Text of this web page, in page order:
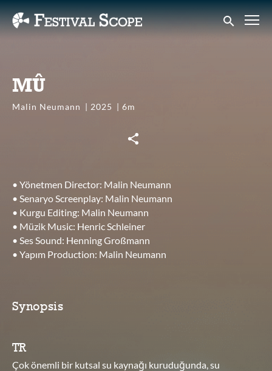
Accessibility Links
Submit
MÛ
Malin Neumann 2025 6m
• Yönetmen Director: Malin Neumann
• Senaryo Screenplay: Malin Neumann
• Kurgu Editing: Malin Neumann
• Müzik Music: Henric Schleiner
• Ses Sound: Henning Großmann
• Yapım Production: Malin Neumann
Synopsis
TR
Çok önemli bir kutsal su kaynağı kuruduğunda, su